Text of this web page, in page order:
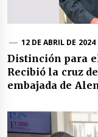
12 DE ABRIL DE 2024
Distinción para
Recibió la cruz
embajada de